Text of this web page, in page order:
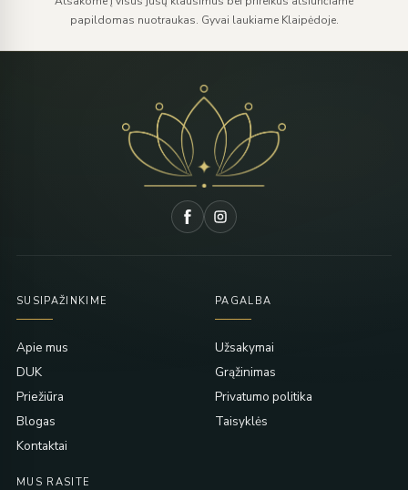
papildomas nuotraukas. Gyvai laukiame Klaipėdoje.
SUSIPAŽINKIME
Apie mus
DUK
Priežiūra
Blogas
Kontaktai
PAGALBA
Užsakymai
Grąžinimas
Privatumo politika
Taisyklės
MUS RASITE